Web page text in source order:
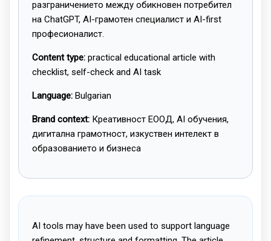
разграничението между обикновен потребител
на ChatGPT, AI-грамотен специалист и AI-first
професионалист.
Content type: practical educational article with
checklist, self-check and AI task
Language: Bulgarian
Brand context: Креативност ЕООД, AI обучения,
дигитална грамотност, изкуствен интелект в
образованието и бизнеса
AI tools may have been used to support language